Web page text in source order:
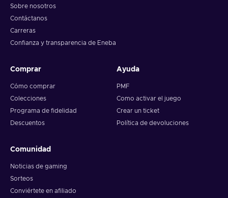
Sobre nosotros
Contáctanos
Carreras
Confianza y transparencia de Eneba
Comprar
Cómo comprar
Colecciones
Programa de fidelidad
Descuentos
Ayuda
PMF
Como activar el juego
Crear un ticket
Política de devoluciones
Comunidad
Noticias de gaming
Sorteos
Conviértete en afiliado